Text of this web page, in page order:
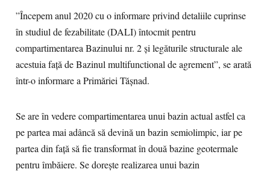
”Începem anul 2020 cu o informare privind detaliile cuprinse
în studiul de fezabilitate (DALI) întocmit pentru
compartimentarea Bazinului nr. 2 și legăturile structurale ale
acestuia față de Bazinul multifunctional de agrement”, se arată
într-o informare a Primăriei Tășnad.
Se are în vedere compartimentarea unui bazin actual astfel ca
pe partea mai adâncă să devină un bazin semiolimpic, iar pe
partea din față să fie transformat în două bazine geotermale
pentru îmbăiere. Se dorește realizarea unui bazin